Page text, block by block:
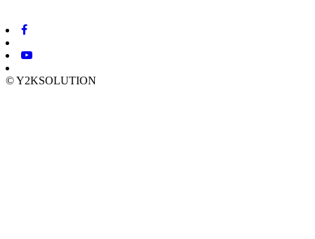
© Y2KSOLUTION